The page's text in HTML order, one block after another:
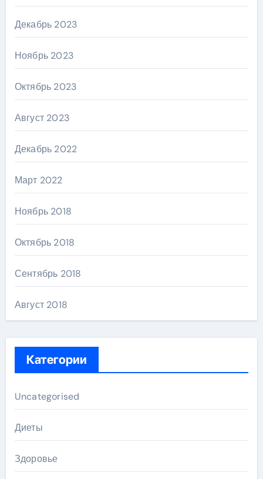
Декабрь 2023
Ноябрь 2023
Октябрь 2023
Август 2023
Декабрь 2022
Март 2022
Ноябрь 2018
Октябрь 2018
Сентябрь 2018
Август 2018
Категории
Uncategorised
Диеты
Здоровье